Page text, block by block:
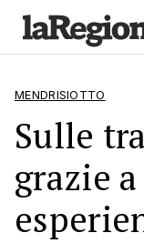
MENDRISIOTTO
Sulle
grazie